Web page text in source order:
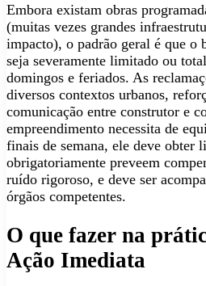
Embora existam obras
(muitas vezes grandes
impacto), o padrão geral é que o
seja severamente limitado ou
domingos e feriados. As
diversos contextos urbanos,
comunicação entre construtor e
empreendimento necessita de
finais de semana, ele deve obter
obrigatoriamente preveem
ruído rigoroso, e deve ser
órgãos competentes.
O que fazer na
Ação Imediata